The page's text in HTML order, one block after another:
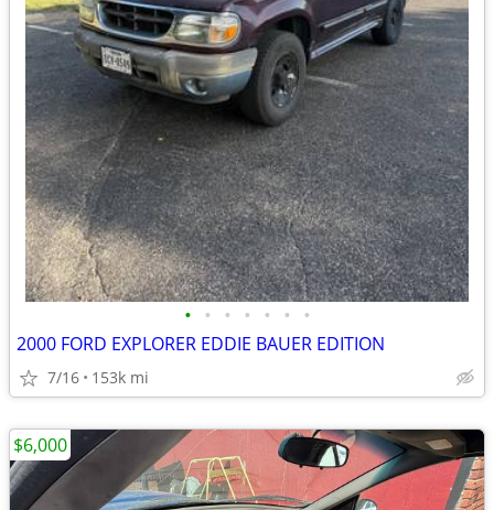
• • • • • • •
2000 FORD EXPLORER EDDIE BAUER EDITION
7/16 153k mi
$6,000